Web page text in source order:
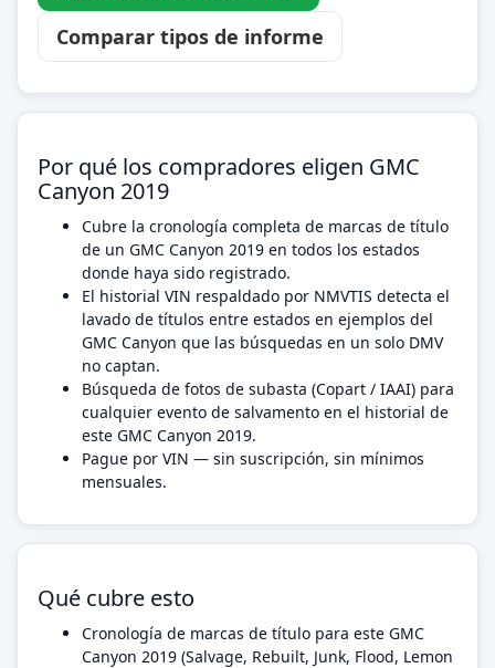
Comparar tipos de informe
Por qué los compradores eligen GMC
Canyon 2019
Cubre la cronología completa de marcas de título
de un GMC Canyon 2019 en todos los estados
donde haya sido registrado.
El historial VIN respaldado por NMVTIS detecta el
lavado de títulos entre estados en ejemplos del
GMC Canyon que las búsquedas en un solo DMV
no captan.
Búsqueda de fotos de subasta (Copart / IAAI) para
cualquier evento de salvamento en el historial de
este GMC Canyon 2019.
Pague por VIN — sin suscripción, sin mínimos
mensuales.
Qué cubre esto
Cronología de marcas de título para este GMC
Canyon 2019 (Salvage, Rebuilt, Junk, Flood, Lemon